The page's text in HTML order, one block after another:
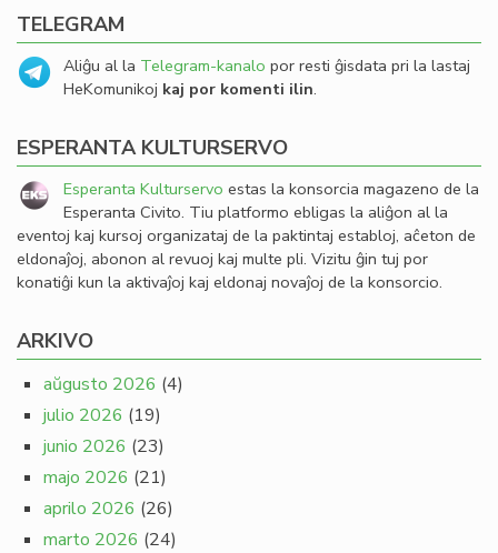
TELEGRAM
Aliĝu al la Telegram-kanalo por resti ĝisdata pri la lastaj
HeKomunikoj kaj por komenti ilin.
ESPERANTA KULTURSERVO
Esperanta Kulturservo estas la konsorcia magazeno de la
Esperanta Civito. Tiu platformo ebligas la aliĝon al la
eventoj kaj kursoj organizataj de la paktintaj establoj, aĉeton de
eldonaĵoj, abonon al revuoj kaj multe pli. Vizitu ĝin tuj por
konatiĝi kun la aktivaĵoj kaj eldonaj novaĵoj de la konsorcio.
ARKIVO
aŭgusto 2026 (4)
julio 2026 (19)
junio 2026 (23)
majo 2026 (21)
aprilo 2026 (26)
marto 2026 (24)